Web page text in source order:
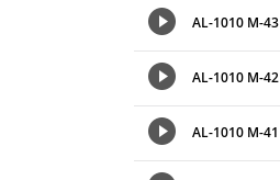
AL-1010 M-43
AL-1010 M-42
AL-1010 M-41